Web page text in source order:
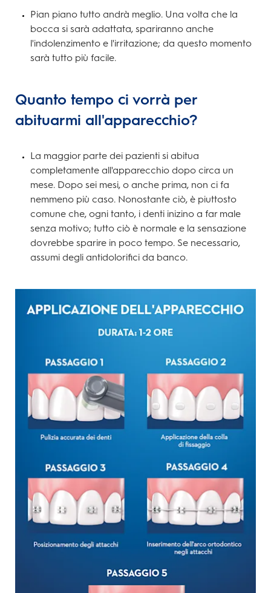
Pian piano tutto andrà meglio. Una volta che la
bocca si sarà adattata, spariranno anche
l'indolenzimento e l'irritazione; da questo momento
sarà tutto più facile.
Quanto tempo ci vorrà per
abituarmi all'apparecchio?
La maggior parte dei pazienti si abitua
completamente all'apparecchio dopo circa un
mese. Dopo sei mesi, o anche prima, non ci fa
nemmeno più caso. Nonostante ciò, è piuttosto
comune che, ogni tanto, i denti inizino a far male
senza motivo; tutto ciò è normale e la sensazione
dovrebbe sparire in poco tempo. Se necessario,
assumi degli antidolorifici da banco.